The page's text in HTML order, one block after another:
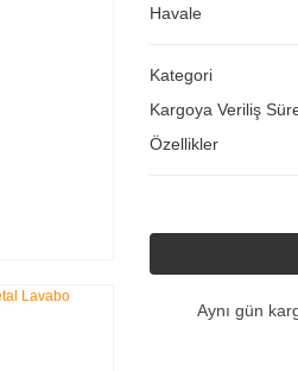
Havale
Kategori
Kargoya Veriliş
Özellikler
Aynı gün